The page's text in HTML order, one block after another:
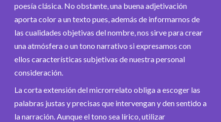
poesía clásica. No obstante, una buena adjetivación
aporta color a un texto pues, además de informarnos de
las cualidades objetivas del nombre, nos sirve para crear
una atmósfera o un tono narrativo si expresamos con
ellos características subjetivas de nuestra personal
consideración.
La corta extensión del microrrelato obliga a escoger las
palabras justas y precisas que intervengan y den sentido a
la narración. Aunque el tono sea lírico, utilizar